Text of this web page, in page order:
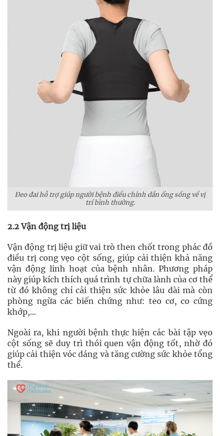
Đeo đai hỗ trợ giúp người bệnh điều chỉnh dần ống sống về vị
trí bình thường.
2.2 Vận động trị liệu
Vận động trị liệu giữ vai trò then chốt trong phác đồ
điều trị cong vẹo cột sống, giúp cải thiện khả năng
vận động linh hoạt của bệnh nhân. Phương pháp
này giúp kích thích quá trình tự chữa lành của cơ thể
từ đó không chỉ cải thiện sức khỏe lâu dài mà còn
phòng ngừa các biến chứng như: teo cơ, co cứng
khớp,...
Ngoài ra, khi người bệnh thực hiện các bài tập vẹo
cột sống sẽ duy trì thói quen vận động tốt, nhờ đó
giúp cải thiện vóc dáng và tăng cường sức khỏe tổng
thể.